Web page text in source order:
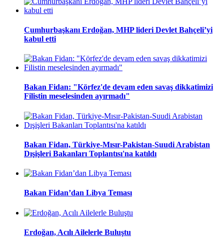
Cumhurbaşkanı Erdoğan, MHP lideri Devlet Bahçeli’yi
kabul etti
Bakan Fidan: "Körfez'de devam eden savaş dikkatimizi
Filistin meselesinden ayırmadı"
Bakan Fidan, Türkiye-Mısır-Pakistan-Suudi Arabistan
Dışişleri Bakanları Toplantısı'na katıldı
Bakan Fidan’dan Libya Teması
Erdoğan, Acılı Ailelerle Buluştu